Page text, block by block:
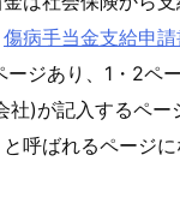
傷病手当金支給申
ージあり、1・2ペ
社)が記入するペ
呼ばれるページに